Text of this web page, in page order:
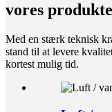
vores
Med en stærk teknisk
stand til at levere
kortest mulig tid.